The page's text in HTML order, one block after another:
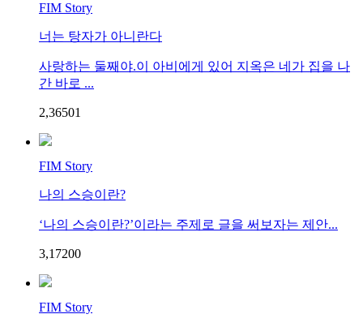
FIM Story
너는 탕자가 아니란다
사랑하는 둘째야.이 아비에게 있어 지옥은 네가 집을 나
간 바로 ...
2,36501
FIM Story
나의 스승이란?
‘나의 스승이란?’이라는 주제로 글을 써보자는 제안...
3,17200
FIM Story